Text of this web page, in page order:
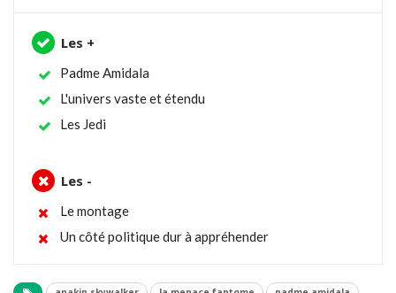
Les +
Padme Amidala
L'univers vaste et étendu
Les Jedi
Les -
Le montage
Un côté politique dur à appréhender